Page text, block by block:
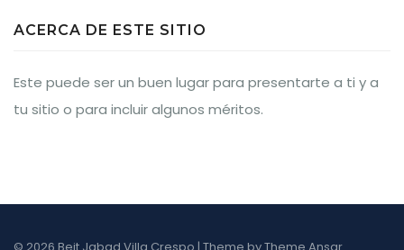
ACERCA DE ESTE SITIO
Este puede ser un buen lugar para presentarte a ti y a
tu sitio o para incluir algunos méritos.